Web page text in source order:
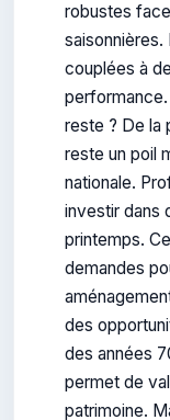
robustes
couplées à
performance.
reste ? De la
reste un poil
nationale.
investir dans
printemps.
demandes
des
des années
permet de
patrimoine.